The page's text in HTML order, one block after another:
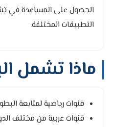
الحصول على المساعدة في
التطبيقات المختلفة.
ماذا تشمل
قنوات رياضية لمتابعة
قنوات عربية من مختلف